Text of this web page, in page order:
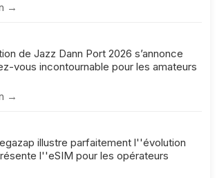
→
de Jazz Dann Port 2026 s’annonce
vous incontournable pour les amateurs
→
illustre parfaitement l''évolution
l''eSIM pour les opérateurs